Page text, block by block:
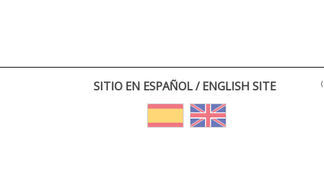
SITIO EN ESPAÑOL / ENGLISH SITE